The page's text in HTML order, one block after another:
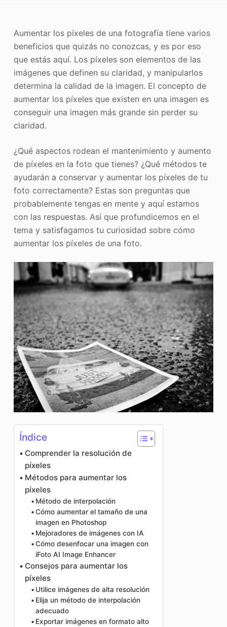
Recopilación de imágenes
Aumentar los píxeles de una fotografía tiene varios
beneficios que quizás no conozcas, y es por eso
que estás aquí. Los píxeles son elementos de las
imágenes que definen su claridad, y manipularlos
determina la calidad de la imagen. El concepto de
aumentar los píxeles que existen en una imagen es
conseguir una imagen más grande sin perder su
claridad.
¿Qué aspectos rodean el mantenimiento y aumento
de píxeles en la foto que tienes? ¿Qué métodos te
ayudarán a conservar y aumentar los píxeles de tu
foto correctamente? Estas son preguntas que
probablemente tengas en mente y aquí estamos
con las respuestas. Así que profundicemos en el
tema y satisfagamos tu curiosidad sobre cómo
aumentar los píxeles de una foto.
Índice
Comprender la resolución de
píxeles
Métodos para aumentar los
píxeles
Método de interpolación
Cómo aumentar el tamaño de una
imagen en Photoshop
Mejoradores de imágenes con IA
Cómo desenfocar una imagen con
iFoto AI Image Enhancer
Consejos para aumentar los
píxeles
Utilice imágenes de alta resolución
Elija un método de interpolación
adecuado
Exportar imágenes en formato alto